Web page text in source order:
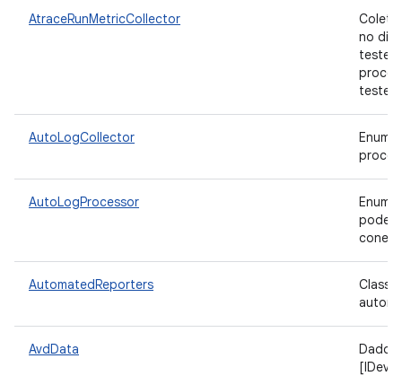
AtraceRunMetricCollector
no
teste,
teste
AutoLogCollector
AutoLogProcessor
pode
AutomatedReporters
AvdData
Dados